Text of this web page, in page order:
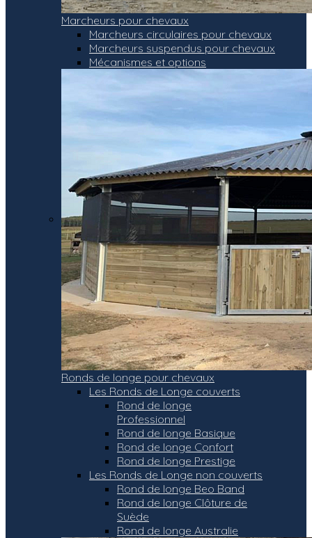
Marcheurs pour chevaux
Marcheurs circulaires pour chevaux
Marcheurs suspendus pour chevaux
Mécanismes et options
Ronds de longe pour chevaux
Les Ronds de Longe couverts
Rond de longe
Professionnel
Rond de longe Basique
Rond de longe Confort
Rond de longe Prestige
Les Ronds de Longe non couverts
Rond de longe Beo Band
Rond de longe Clôture de
Suède
Rond de longe Australie